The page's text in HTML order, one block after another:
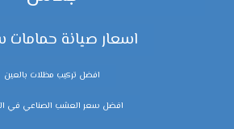
اسعار صيانة حمامات
افضل تركيب مظلات بالعين
افضل سعر العشب الصناعي في